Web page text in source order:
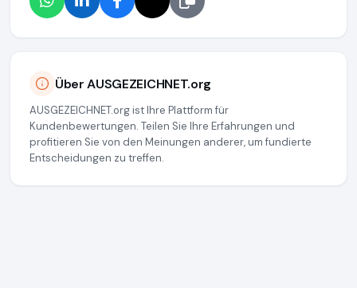
Über AUSGEZEICHNET.org
AUSGEZEICHNET.org ist Ihre Plattform für
Kundenbewertungen. Teilen Sie Ihre Erfahrungen und
profitieren Sie von den Meinungen anderer, um fundierte
Entscheidungen zu treffen.